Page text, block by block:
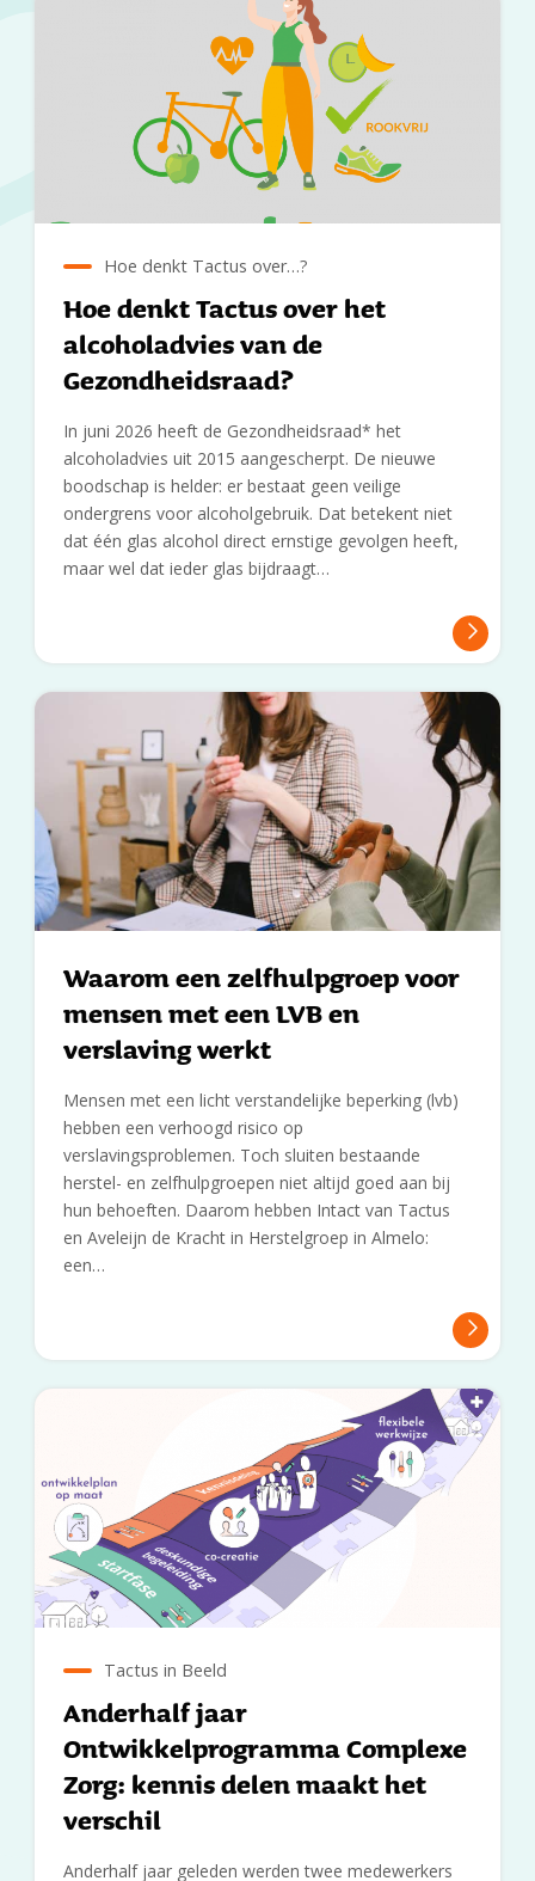
Hoe denkt Tactus over…?
Hoe denkt Tactus over het
alcoholadvies van de
Gezondheidsraad?
In juni 2026 heeft de Gezondheidsraad* het
alcoholadvies uit 2015 aangescherpt. De nieuwe
boodschap is helder: er bestaat geen veilige
ondergrens voor alcoholgebruik. Dat betekent niet
dat één glas alcohol direct ernstige gevolgen heeft,
maar wel dat ieder glas bijdraagt…
Waarom een zelfhulpgroep voor
mensen met een LVB en
verslaving werkt
Mensen met een licht verstandelijke beperking (lvb)
hebben een verhoogd risico op
verslavingsproblemen. Toch sluiten bestaande
herstel- en zelfhulpgroepen niet altijd goed aan bij
hun behoeften. Daarom hebben Intact van Tactus
en Aveleijn de Kracht in Herstelgroep in Almelo:
een…
Tactus in Beeld
Anderhalf jaar
Ontwikkelprogramma Complexe
Zorg: kennis delen maakt het
verschil
Anderhalf jaar geleden werden twee medewerkers